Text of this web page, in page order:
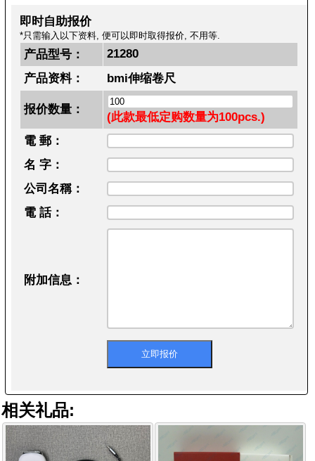
即时自助报价
*只需输入以下资料, 便可以即时取得报价, 不用等.
产品型号：
21280
产品资料：
bmi伸缩卷尺
报价数量：
(此款最低定购数量为100pcs.)
電 郵：
名 字：
公司名稱：
電 話：
附加信息：
相关礼品: